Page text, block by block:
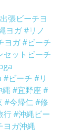
張ビーチヨ
ヨガ#リノ
ヨガ#ビーチ
セットビーチ
#ビーチ #リ
縄 #宜野座 #
#今帰仁#修
行#沖縄ビー
ヨガ沖縄